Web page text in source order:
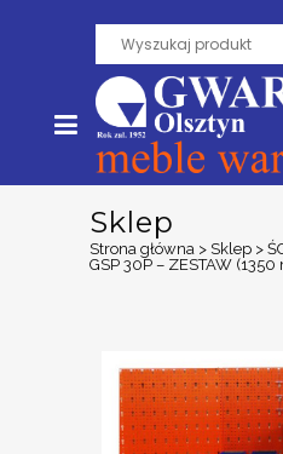
Sklep
Strona główna > Sklep >
GSP 30P – ZESTAW (1350